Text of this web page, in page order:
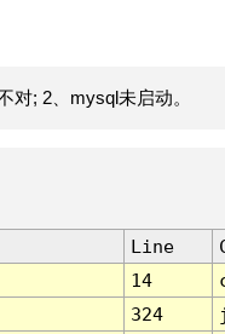
对; 2、mysql未启动。
Line
14
324